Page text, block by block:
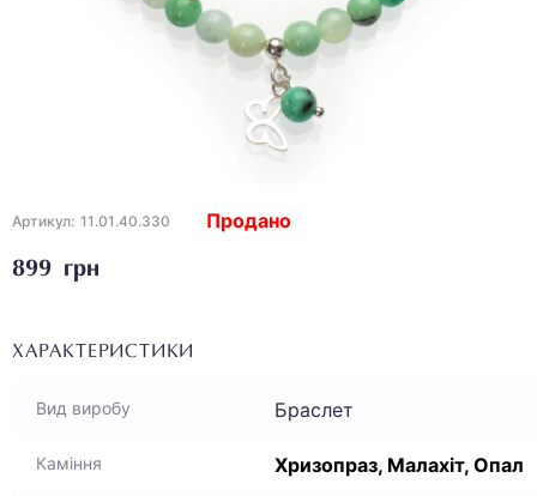
Артикул: 11.01.40.330
899 грн
Продано
ХАРАКТЕРИСТИКИ
Вид виробу Браслет
Каміння Хризопраз, Малахіт, Опал